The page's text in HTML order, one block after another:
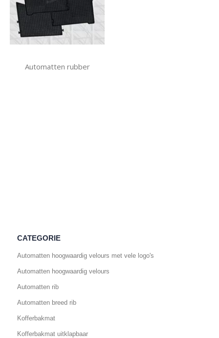
Automatten rubber
CATEGORIE
Automatten hoogwaardig velours met vele logo's
Automatten hoogwaardig velours
Automatten rib
Automatten breed rib
Kofferbakmat
Kofferbakmat uitklapbaar